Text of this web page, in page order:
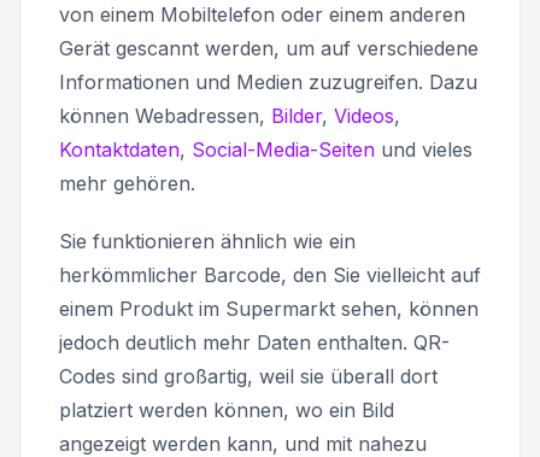
von einem Mobiltelefon oder einem anderen
Gerät gescannt werden, um auf verschiedene
Informationen und Medien zuzugreifen. Dazu
können Webadressen, Bilder, Videos,
Kontaktdaten, Social-Media-Seiten und vieles
mehr gehören.
Sie funktionieren ähnlich wie ein
herkömmlicher Barcode, den Sie vielleicht auf
einem Produkt im Supermarkt sehen, können
jedoch deutlich mehr Daten enthalten. QR-
Codes sind großartig, weil sie überall dort
platziert werden können, wo ein Bild
angezeigt werden kann, und mit nahezu